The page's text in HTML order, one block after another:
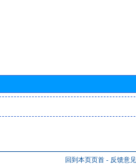
回到本页页首 - 反馈意见